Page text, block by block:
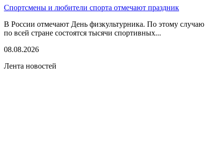
Спортсмены и любители спорта отмечают праздник
В России отмечают День физкультурника. По этому случаю
по всей стране состоятся тысячи спортивных...
08.08.2026
Лента новостей